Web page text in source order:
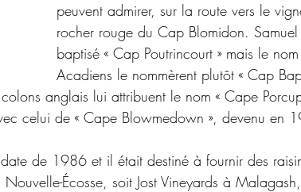
peuvent admirer, sur la route vers le
rocher rouge du Cap Blomidon.
baptisé « Cap Poutrincourt » mais le
Acadiens le nommèrent plutôt « Cap
anglais lui attribuent le nom « Cape
celui de « Cape Blowmedown », devenu en
de 1986 et il était destiné à fournir des
Écosse, soit Jost Vineyards à